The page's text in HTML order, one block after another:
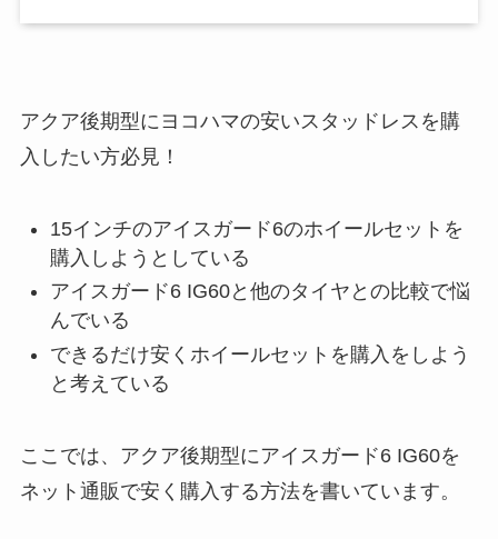
アクア後期型にヨコハマの安いスタッドレスを購
入したい方必見！
15インチのアイスガード6のホイールセットを
購入しようとしている
アイスガード6 IG60と他のタイヤとの比較で悩
んでいる
できるだけ安くホイールセットを購入をしよう
と考えている
ここでは、アクア後期型にアイスガード6 IG60を
ネット通販で安く購入する方法を書いています。